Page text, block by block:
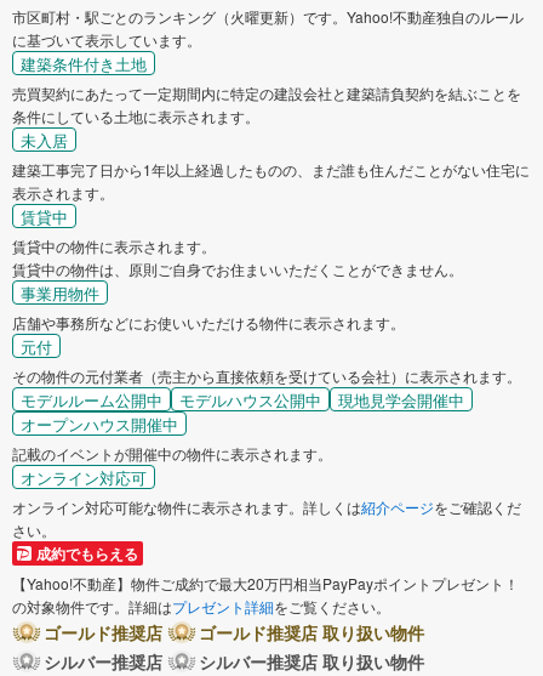
市区町村・駅ごとのランキング（火曜更新）です。Yahoo!不動産独自のルール
に基づいて表示しています。
建築条件付き土地
売買契約にあたって一定期間内に特定の建設会社と建築請負契約を結ぶことを
条件にしている土地に表示されます。
未入居
建築工事完了日から1年以上経過したものの、まだ誰も住んだことがない住宅に
表示されます。
賃貸中
賃貸中の物件に表示されます。
賃貸中の物件は、原則ご自身でお住まいいただくことができません。
事業用物件
店舗や事務所などにお使いいただける物件に表示されます。
元付
その物件の元付業者（売主から直接依頼を受けている会社）に表示されます。
モデルルーム公開中 モデルハウス公開中
現地見学会開催中
オープンハウス開催中
記載のイベントが開催中の物件に表示されます。
オンライン対応可
オンライン対応可能な物件に表示されます。詳しくは紹介ページをご確認くだ
さい。
成約でもらえる
【Yahoo!不動産】物件ご成約で最大20万円相当PayPayポイントプレゼント！
の対象物件です。詳細はプレゼント詳細をご覧ください。
ゴールド推奨店
ゴールド推奨店 取り扱い物件
シルバー推奨店
シルバー推奨店 取り扱い物件